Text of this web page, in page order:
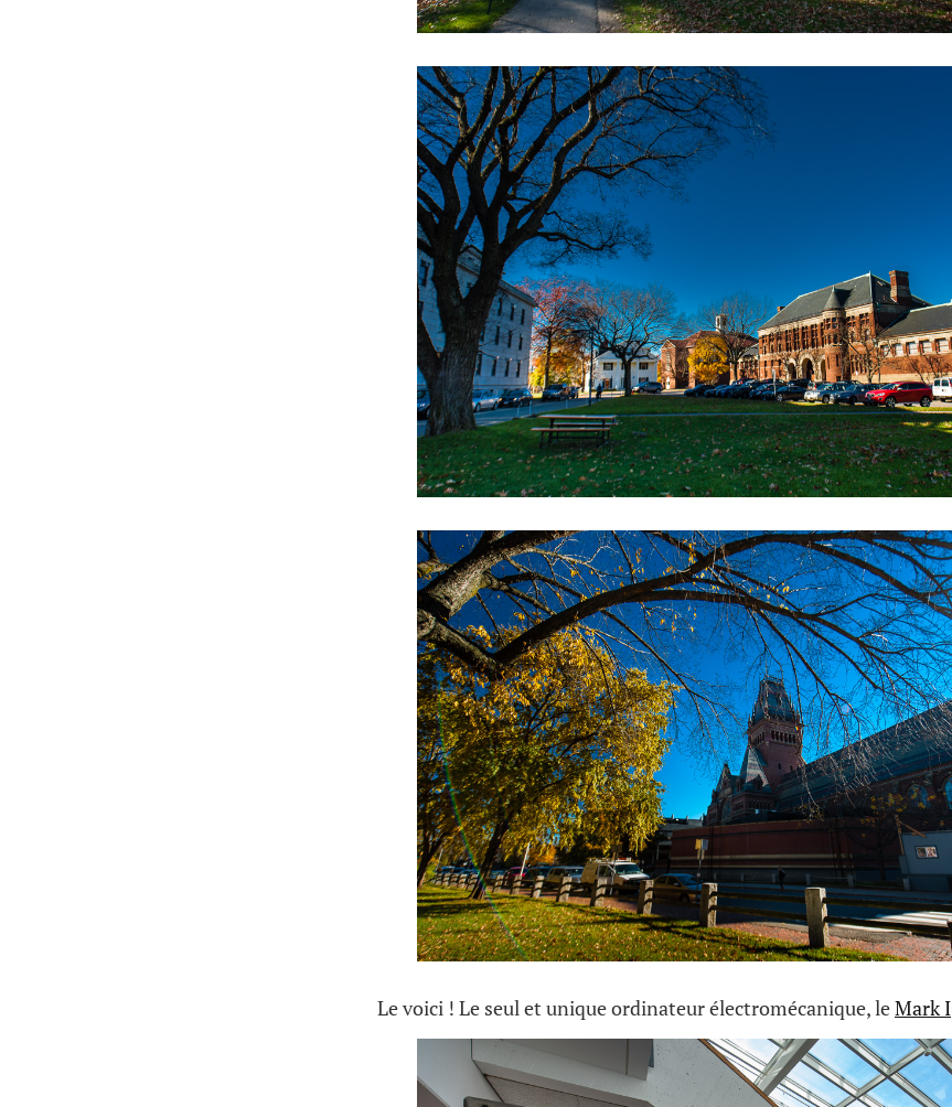
Le voici ! Le seul et unique ordinateur électromécanique, leMark I